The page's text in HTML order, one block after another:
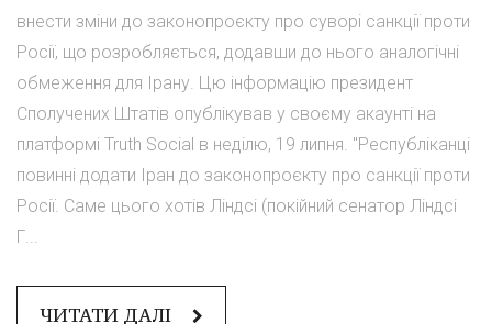
внести зміни до законопроєкту про суворі санкції проти
Росії, що розробляється, додавши до нього аналогічні
обмеження для Ірану. Цю інформацію президент
Сполучених Штатів опублікував у своєму акаунті на
платформі Truth Social в неділю, 19 липня. "Республіканці
повинні додати Іран до законопроєкту про санкції проти
Росії. Саме цього хотів Ліндсі (покійний сенатор Ліндсі
Г...
ЧИТАТИ ДАЛІ